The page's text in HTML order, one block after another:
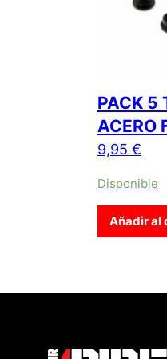
PACK 5
ACERO
9,95 €
Disponible
Añadir al